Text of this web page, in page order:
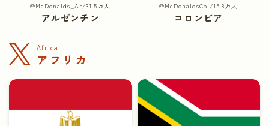
@McDonalds_Ar/31.5万人
アルゼンチン
@McDonaldsCol/15.8万人
コロンビア
Africa
アフリカ